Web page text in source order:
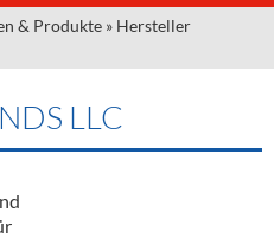
Großhandel
Bierzapfens
& Produkte » Hersteller
LLC